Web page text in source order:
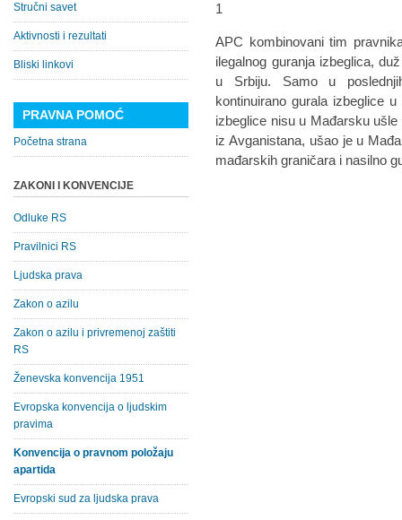
APC kombinovani tim
ilegalnog guranja izbeglica,
u Srbiju. Samo u
kontinuirano gurala izbeglice
izbeglice nisu u Mađarsku
iz Avganistana, ušao je u
mađarskih graničara i nasilno
Stručni savet
Aktivnosti i rezultati
Bliski linkovi
PRAVNA POMOĆ
Početna strana
ZAKONI I KONVENCIJE
Odluke RS
Pravilnici RS
Ljudska prava
Zakon o azilu
Zakon o azilu i privremenoj zaštiti
RS
Ženevska konvencija 1951
Evropska konvencija o ljudskim
pravima
Konvencija o pravnom položaju
apartida
Evropski sud za ljudska prava